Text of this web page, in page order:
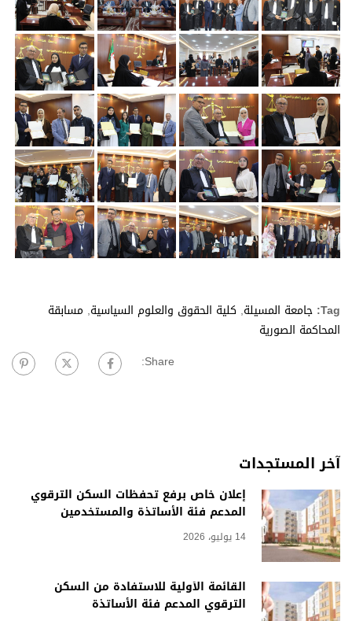
Tag: جامعة المسيلة, كلية الحقوق والعلوم السياسية, مسابقة
المحاكمة الصورية
Share:
آخر المستجدات
إعلان خاص برفع تحفظات السكن الترقوي
المدعم فئة الأساتذة والمستخدمين
14 يوليو، 2026
القائمة الأولية للاستفادة من السكن
الترقوي المدعم فئة الأساتذة